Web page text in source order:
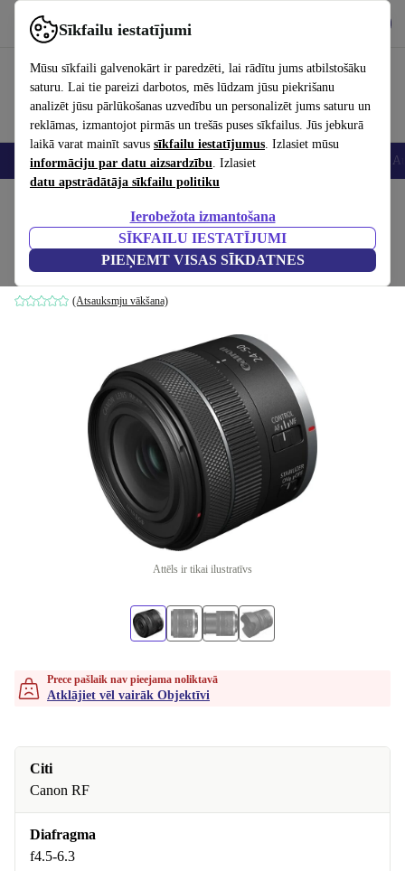
Sīkfailu iestatījumi
Mūsu sīkfaili galvenokārt ir paredzēti, lai rādītu jums atbilstošāku
saturu. Lai tie pareizi darbotos, mēs lūdzam jūsu piekrišanu
analizēt jūsu pārlūkošanas uzvedību un personalizēt jums saturu un
reklāmas, izmantojot pirmās un trešās puses sīkfailus. Jūs jebkurā
laikā varat mainīt savus sīkfailu iestatījumus. Izlasiet mūsu
informāciju par datu aizsardzību. Izlasiet
datu apstrādātāja sīkfailu politiku
Ierobežota izmantošana
SĪKFAILU IESTATĪJUMI
PIEŅEMT VISAS SĪKDATNES
Izmantojiet refurbed ātri un viegli
Viedtālruņi Portatīvie datori Planšetes Viedpulksteņi
Canon RF 24-50mm 4.5-6.3 IS STM
Melna
(Atsauksmju vākšana)
Attēls ir tikai ilustratīvs
Prece pašlaik nav pieejama noliktavā
Atklājiet vēl vairāk Objektīvi
Citi
Canon RF
Diafragma
f4.5-6.3